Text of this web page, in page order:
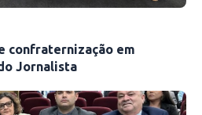
confraternização em
Jornalista